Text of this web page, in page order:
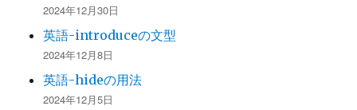
2024年12月30日
英語-introduceの文型
2024年12月8日
英語-hideの用法
2024年12月5日